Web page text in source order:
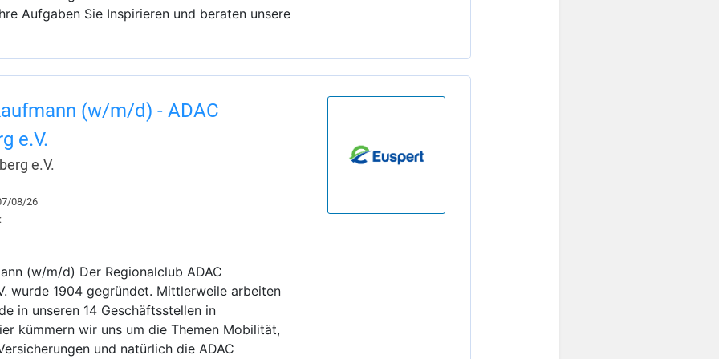
Aufgaben Sie Inspirieren und beraten unsere
(w/m/d) - ADAC
e.V.
e.V.
08/26
(w/m/d) Der Regionalclub ADAC
wurde 1904 gegründet. Mittlerweile arbeiten
in unseren 14 Geschäftsstellen in
kümmern wir uns um die Themen Mobilität,
und natürlich die ADAC